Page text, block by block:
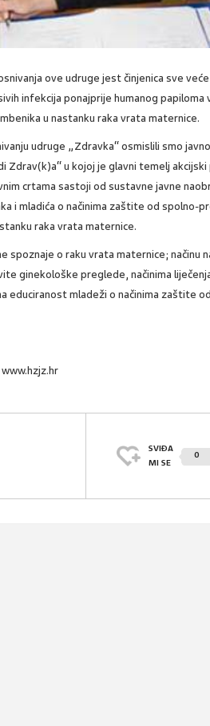
ove udruge jest činjenica sve
infekcija ponajprije humanog papiloma
u nastanku raka vrata maternice.
udruge „Zdravka“ osmislili smo
Zdrav(k)a“ u kojoj je glavni temelj akcijski
crtama sastoji od sustavne javne
i mladića o načinima zaštite od spolno-
raka vrata maternice.
o raku vrata maternice; načinu
ginekološke preglede, načinima
educiranost mladeži o načinima zaštite
SVIĐA
MI SE
0